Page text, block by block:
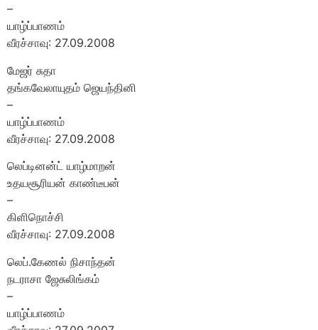
–
யாழ்ப்பாணம்
வீரச்சாவு: 27.09.2008
மேஜர் சுதா
தங்கவேலாயுதம் ஜெயந்தினி
–
யாழ்ப்பாணம்
வீரச்சாவு: 27.09.2008
லெப்டினன்ட் யாழ்மாறன்
உதயசூரியன் காண்டீபன்
–
கிளிநொச்சி
வீரச்சாவு: 27.09.2008
லெப்.கேணல் நிசாந்தன்
நடராசா ஜேசுலிங்கம்
–
யாழ்ப்பாணம்